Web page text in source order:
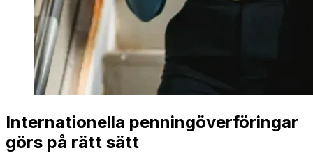
Internationella penningöverföringar
görs på rätt sätt